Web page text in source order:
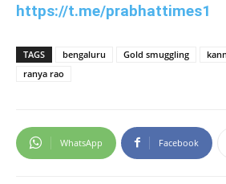
https://t.me/prabhattimes1
TAGS bengaluru Gold smuggling
ranya rao
WhatsApp Facebook